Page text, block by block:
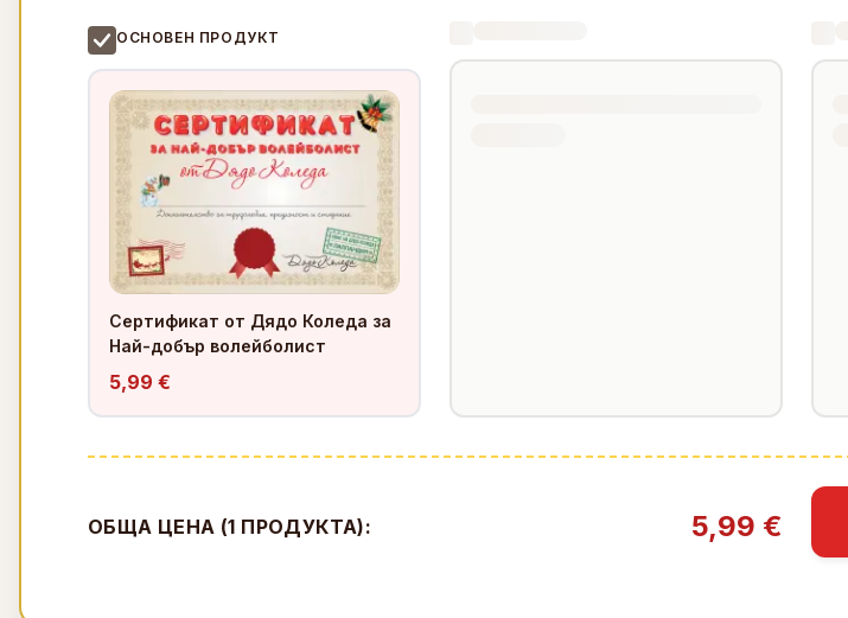
ОСНОВЕН ПРОДУКТ
Сертификат от Дядо Коледа за
Най-добър волейболист
5,99 €
ОБЩА ЦЕНА (1 ПРОДУКТА): 5,99 €